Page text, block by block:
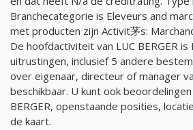
Branchecategorie is Eleveurs and
met producten zijn Activit茅s:
De hoofdactiviteit van LUC BERGER is
uitrustingen, inclusief 5 andere
over eigenaar, directeur of manager
beschikbaar. U kunt ook
BERGER, openstaande posities,
de kaart.